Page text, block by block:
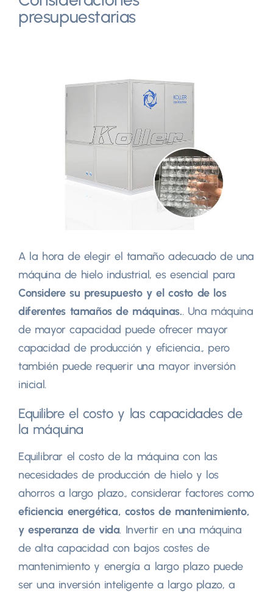
presupuestarias
A la hora de elegir el tamaño adecuado de una
máquina de hielo industrial, es esencial para
Considere su presupuesto y el costo de los
diferentes tamaños de máquinas.. Una máquina
de mayor capacidad puede ofrecer mayor
capacidad de producción y eficiencia., pero
también puede requerir una mayor inversión
inicial.
Equilibre el costo y las capacidades de
la máquina
Equilibrar el costo de la máquina con las
necesidades de producción de hielo y los
ahorros a largo plazo., considerar factores como
eficiencia energética, costos de mantenimiento,
y esperanza de vida. Invertir en una máquina
de alta capacidad con bajos costes de
mantenimiento y energía a largo plazo puede
ser una inversión inteligente a largo plazo, a